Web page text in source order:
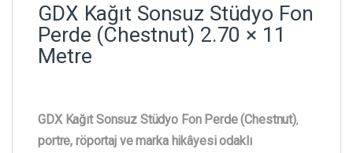
GDX Kağıt Sonsuz Stüdyo Fon
Perde (Chestnut) 2.70 × 11
Metre
GDX Kağıt Sonsuz Stüdyo Fon Perde (Chestnut),
portre, röportaj ve marka hikâyesi odaklı